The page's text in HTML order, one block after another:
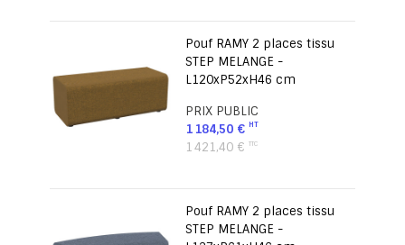
Pouf RAMY 2 places tissu
STEP MELANGE -
L120xP52xH46 cm
PRIX PUBLIC
1 184,50 €
1 421,40 €
Pouf RAMY 2 places tissu
STEP MELANGE -